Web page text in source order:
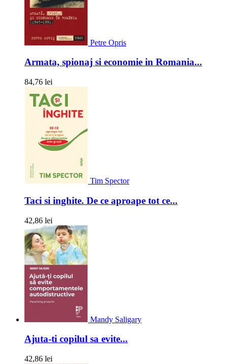
Petre Opris
Armata, spionaj si economie in Romania...
84,76 lei
Tim Spector
Taci si inghite. De ce aproape tot ce...
42,86 lei
Mandy Saligary
Ajuta-ti copilul sa evite...
42,86 lei